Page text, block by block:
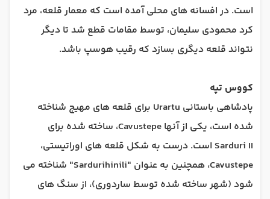
است. در افسانه های محلی آمده است که معمار قلعه، مرد
کرد محمودی سلیمان، توسط مقامات قطع شد تا دیگر
نتواند قلعه دیگری بسازد که رقیب هوسپ باشد.
کووس تپه
پادشاهی باستانی Urartu برای قلعه های مهیج شناخته
شده است، یکی از آنها Cavustepe، ساخته شده برای
Sarduri II است. درست به شکل قلعه های اوراتیستی،
Cavustepe، همچنین به عنوان "Sardurihinili" شناخته می
شود (شهر ساخته شده توسط ساردوری)، از سنگ های